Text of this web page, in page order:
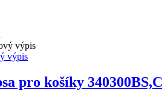
výpis
výpis
pro košíky